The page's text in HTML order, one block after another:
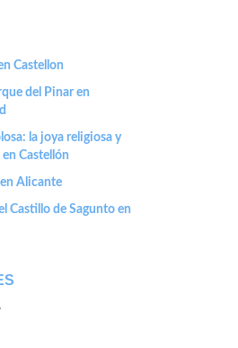
Castellon
del Pinar en
la joya religiosa y
Castellón
Alicante
Castillo de Sagunto en